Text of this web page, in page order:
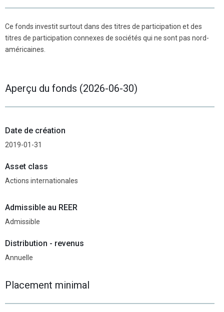
Ce fonds investit surtout dans des titres de participation et des
titres de participation connexes de sociétés qui ne sont pas nord-
américaines.
Aperçu du fonds (2026-06-30)
Date de création
2019-01-31
Asset class
Actions internationales
Admissible au REER
Admissible
Distribution - revenus
Annuelle
Placement minimal